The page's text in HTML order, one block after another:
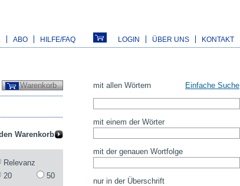
ABO HILFE/FAQ LOGIN ÜBER UNS KONTAKT
Warenkorb
Relevanz
20 50
mit allen Wörtern Einfache Suche
mit einem der Wörter
mit der genauen Wortfolge
nur in der Überschrift